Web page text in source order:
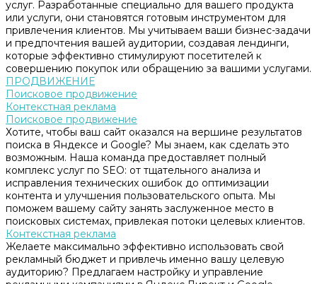
услуг. Разработанные специально для вашего продукта
или услуги, они становятся готовым инструментом для
привлечения клиентов. Мы учитываем ваши бизнес-задачи
и предпочтения вашей аудитории, создавая лендинги,
которые эффективно стимулируют посетителей к
совершению покупок или обращению за вашими услугами.
ПРОДВИЖЕНИЕ
Поисковое продвижение
Контекстная реклама
Поисковое продвижение
Хотите, чтобы ваш сайт оказался на вершине результатов
поиска в Яндексе и Google? Мы знаем, как сделать это
возможным. Наша команда предоставляет полный
комплекс услуг по SEO: от тщательного анализа и
исправления технических ошибок до оптимизации
контента и улучшения пользовательского опыта. Мы
поможем вашему сайту занять заслуженное место в
поисковых системах, привлекая потоки целевых клиентов.
Контекстная реклама
Желаете максимально эффективно использовать свой
рекламный бюджет и привлечь именно вашу целевую
аудиторию? Предлагаем настройку и управление